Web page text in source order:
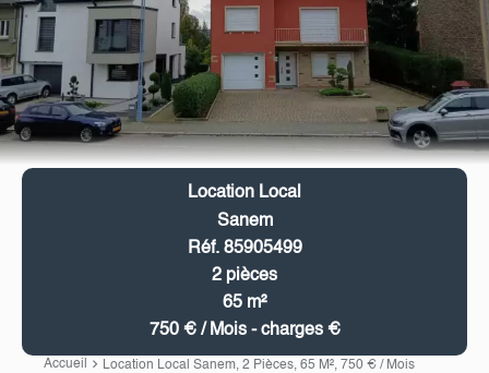
Location Local
Sanem
Réf. 85905499
2 pièces
65 m²
750 € / Mois - charges €
Accueil Location Local Sanem, 2 Pièces, 65 M², 750 € / Mois